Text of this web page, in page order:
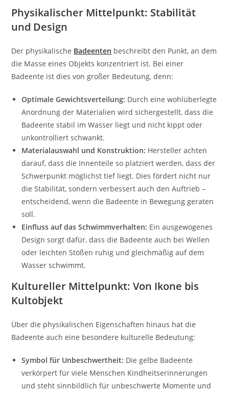
Physikalischer Mittelpunkt: Stabilität
und Design
Der physikalische Badeenten beschreibt den Punkt, an dem
die Masse eines Objekts konzentriert ist. Bei einer
Badeente ist dies von großer Bedeutung, denn:
Optimale Gewichtsverteilung: Durch eine wohlüberlegte
Anordnung der Materialien wird sichergestellt, dass die
Badeente stabil im Wasser liegt und nicht kippt oder
unkontrolliert schwankt.
Materialauswahl und Konstruktion: Hersteller achten
darauf, dass die Innenteile so platziert werden, dass der
Schwerpunkt möglichst tief liegt. Dies fördert nicht nur
die Stabilität, sondern verbessert auch den Auftrieb –
entscheidend, wenn die Badeente in Bewegung geraten
soll.
Einfluss auf das Schwimmverhalten: Ein ausgewogenes
Design sorgt dafür, dass die Badeente auch bei Wellen
oder leichten Stößen ruhig und gleichmäßig auf dem
Wasser schwimmt.
Kultureller Mittelpunkt: Von Ikone bis
Kultobjekt
Über die physikalischen Eigenschaften hinaus hat die
Badeente auch eine besondere kulturelle Bedeutung:
Symbol für Unbeschwertheit: Die gelbe Badeente
verkörpert für viele Menschen Kindheitserinnerungen
und steht sinnbildlich für unbeschwerte Momente und